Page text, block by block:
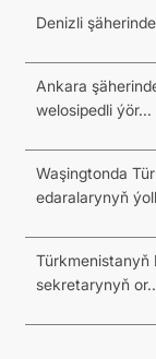
Denizli
Ankara
welosipedli ýör...
Waşingtonda
edaralarynyň
Türkmenistanyň
sekretarynyň